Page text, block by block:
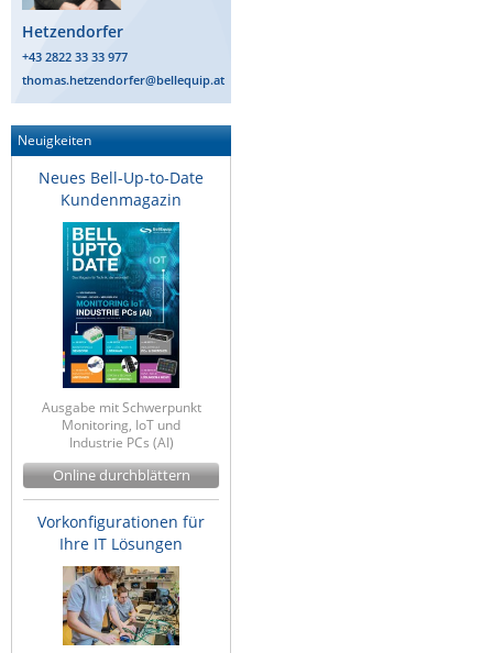
Unwired Networks
Vision
WATTECO
Yuasa
ZPE Systems
News zu unseren Herstellern
Hetzendorfer
+43 2822 33 33 977
thomas.hetzendorfer@bellequip.at
Neuigkeiten
Neues Bell-Up-to-Date
Kundenmagazin
Ausgabe mit Schwerpunkt
Monitoring, IoT und
Industrie PCs (AI)
Online durchblättern
Vorkonfigurationen für
Ihre IT Lösungen